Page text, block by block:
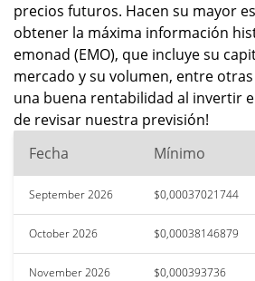
precios futuros. Hacen su mayor
obtener la máxima información
emonad (EMO), que incluye su
mercado y su volumen, entre otras
una buena rentabilidad al invertir
de revisar nuestra previsión!
Fecha
Mínimo
September 2026 $0,00037021744
October 2026 $0,00038146879
November 2026 $0,000393736